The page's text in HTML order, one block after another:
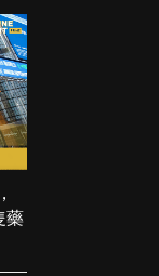
藥